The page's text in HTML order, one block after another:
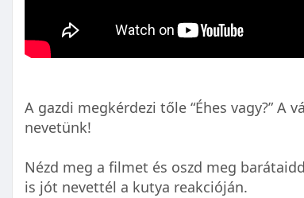
A gazdi megkérdezi tőle “Éhes vagy?” A
nevetünk!
Nézd meg a filmet és oszd meg
is jót nevettél a kutya reakcióján.